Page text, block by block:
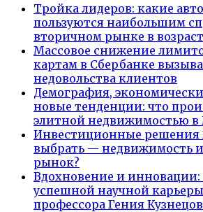
Тройка лидеров: какие
пользуются наибольшим
вторичном рынке в
Массовое снижение
картам в Сбербанке
недовольства клиентов
Демография,
новые тенденции: что
элитной недвижимостью в
Инвестиционные решения
выбрать — недвижимость
рынок?
Вдохновение и инновации:
успешной научной
профессора Гения